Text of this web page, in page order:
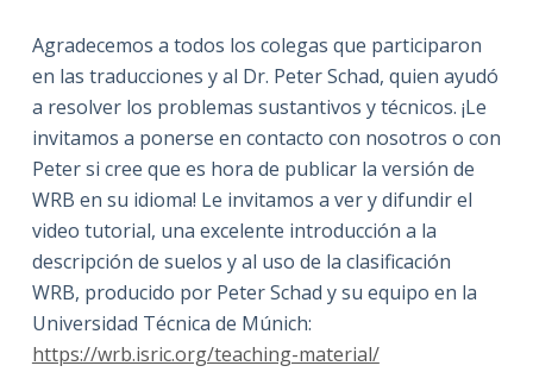
Agradecemos a todos los colegas que participaron
en las traducciones y al Dr. Peter Schad, quien ayudó
a resolver los problemas sustantivos y técnicos. ¡Le
invitamos a ponerse en contacto con nosotros o con
Peter si cree que es hora de publicar la versión de
WRB en su idioma! Le invitamos a ver y difundir el
video tutorial, una excelente introducción a la
descripción de suelos y al uso de la clasificación
WRB, producido por Peter Schad y su equipo en la
Universidad Técnica de Múnich:
https://wrb.isric.org/teaching-material/